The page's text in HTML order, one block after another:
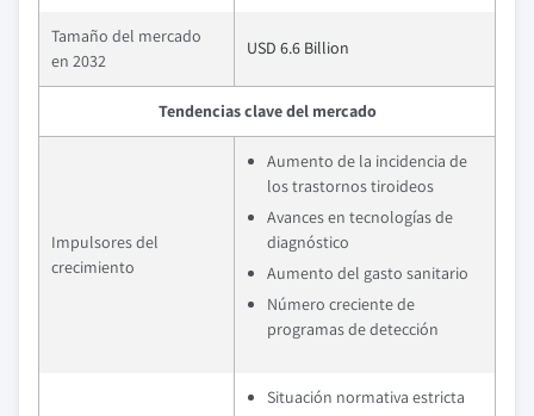
Tamaño del mercado
en 2032
USD 6.6 Billion
Tendencias clave del mercado
Impulsores del
crecimiento
Aumento de la incidencia de
los trastornos tiroideos
Avances en tecnologías de
diagnóstico
Aumento del gasto sanitario
Número creciente de
programas de detección
Situación normativa estricta